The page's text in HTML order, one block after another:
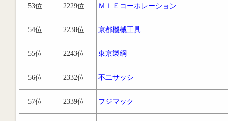
53位 2229位 ＭＩＥコーポレーション
54位 2238位 京都機械工具
55位 2243位 東京製綱
56位 2332位 不二サッシ
57位 2339位 フジマック